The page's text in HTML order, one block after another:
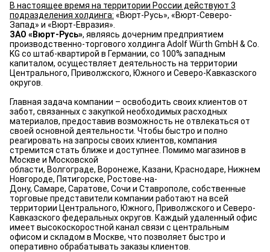
В настоящее время на территории России действуют 3
подразделения холдинга: «Вюрт-Русь», «Вюрт-Северо-
Запад» и «Вюрт-Евразия».
ЗАО «Вюрт-Русь», являясь дочерним предприятием
производственно-торгового холдинга Adolf Würth GmbH & Co.
KG со штаб-квартирой в Германии, со 100% западным
капиталом, осуществляет деятельность на территории
Центрального, Приволжского, Южного и Северо-Кавказского
округов.
Главная задача компании – освободить своих клиентов от
забот, связанных с закупкой необходимых расходных
материалов, предоставив возможность не отвлекаться от
своей основной деятельности. Чтобы быстро и полно
реагировать на запросы своих клиентов, компания
стремится стать ближе и доступнее. Помимо магазинов в
Москве и Московской
области, Волгограде, Воронеже, Казани, Краснодаре, Нижнем
Новгороде, Пятигорске, Ростове-на-
Дону, Самаре, Саратове, Сочи и Ставрополе, собственные
торговые представители компании работают на всей
территории Центрального, Южного, Приволжского и Северо-
Кавказского федеральных округов. Каждый удаленный офис
имеет высокоскоростной канал связи с центральным
офисом и складом в Москве, что позволяет быстро и
оперативно обрабатывать заказы клиентов.